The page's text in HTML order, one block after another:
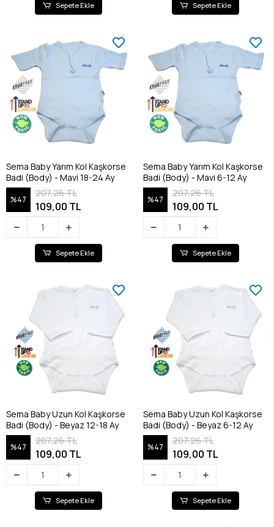
Sepete Ekle Sepete Ekle
Sema Baby Yarım Kol Kaşkorse
Badi (Body) - Mavi 18-24 Ay
%47
207,26 TL
109,00 TL
Sepete Ekle
Sema Baby Yarım Kol Kaşkorse
Badi (Body) - Mavi 6-12 Ay
%47
207,26 TL
109,00 TL
Sepete Ekle
Sema Baby Uzun Kol Kaşkorse
Badi (Body) - Beyaz 12-18 Ay
%47
207,26 TL
109,00 TL
Sepete Ekle
Sema Baby Uzun Kol Kaşkorse
Badi (Body) - Beyaz 6-12 Ay
%47
207,26 TL
109,00 TL
Sepete Ekle